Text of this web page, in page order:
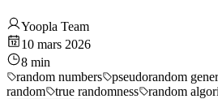
Yoopla Team
10 mars 2026
8 min
random numbers
pseudorandom
random
true randomness random